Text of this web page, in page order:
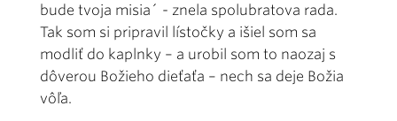
bude tvoja misia´ - znela spolubratova rada.
Tak som si pripravil lístočky a išiel som sa
modliť do kaplnky – a urobil som to naozaj s
dôverou Božieho dieťaťa – nech sa deje Božia
vôľa.